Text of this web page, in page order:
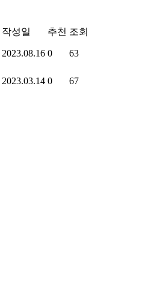
작성일 추천 조회
2023.08.16 0 63
2023.03.14 0 67